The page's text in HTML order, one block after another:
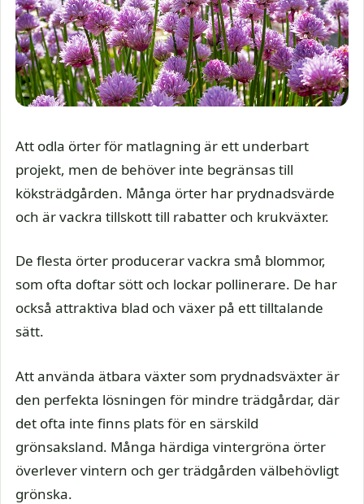
Att odla örter för matlagning är ett underbart
projekt, men de behöver inte begränsas till
köksträdgården. Många örter har prydnadsvärde
och är vackra tillskott till rabatter och krukväxter.
De flesta örter producerar vackra små blommor,
som ofta doftar sött och lockar pollinerare. De har
också attraktiva blad och växer på ett tilltalande
sätt.
Att använda ätbara växter som prydnadsväxter är
den perfekta lösningen för mindre trädgårdar, där
det ofta inte finns plats för en särskild
grönsaksland. Många härdiga vintergröna örter
överlever vintern och ger trädgården välbehövligt
grönska.